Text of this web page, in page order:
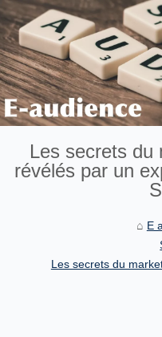
Les secrets du
révélés par un
E
Les secrets du